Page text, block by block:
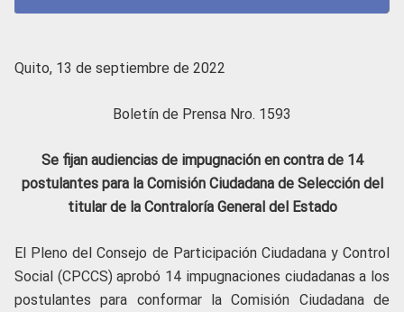
Quito, 13 de septiembre de 2022
Boletín de Prensa Nro. 1593
Se fijan audiencias de impugnación en contra de 14
postulantes para la Comisión Ciudadana de Selección del
titular de la Contraloría General del Estado
El Pleno del Consejo de Participación Ciudadana y Control
Social (CPCCS) aprobó 14 impugnaciones ciudadanas a los
postulantes para conformar la Comisión Ciudadana de